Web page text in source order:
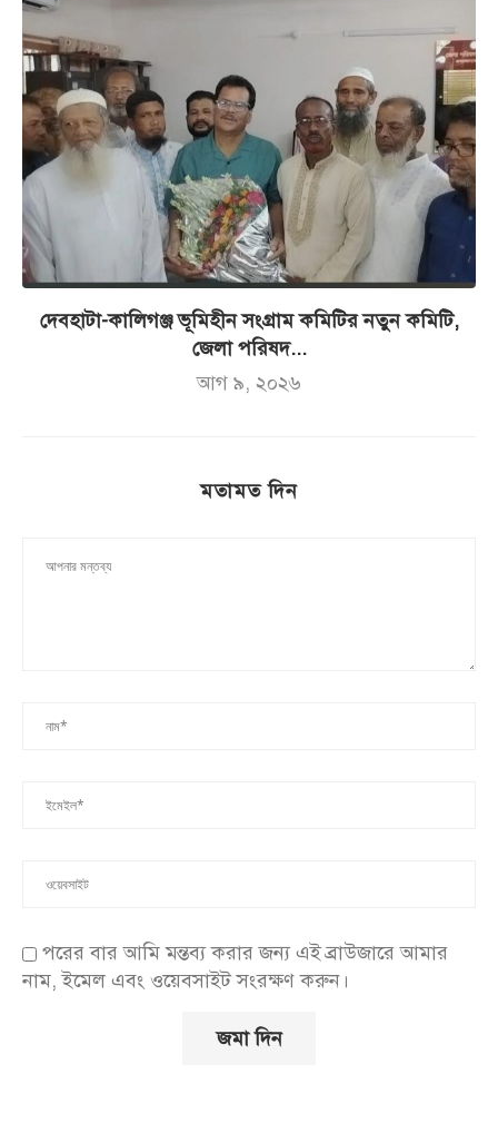
দেবহাটা-কালিগঞ্জ ভূমিহীন সংগ্রাম কমিটির নতুন কমিটি,
জেলা পরিষদ...
আগ ৯, ২০২৬
মতামত দিন
পরের বার আমি মন্তব্য করার জন্য এই ব্রাউজারে আমার
নাম, ইমেল এবং ওয়েবসাইট সংরক্ষণ করুন।